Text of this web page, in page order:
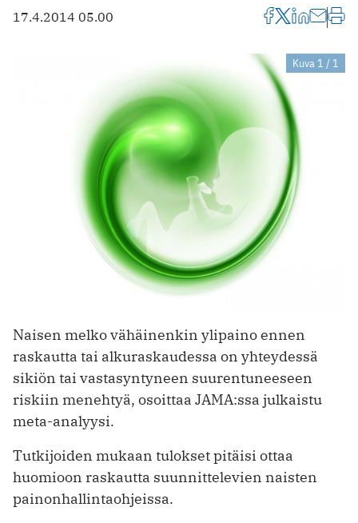
17.4.2014 05.00
Kuva 1 / 1
Naisen melko vähäinenkin ylipaino ennen
raskautta tai alkuraskaudessa on yhteydessä
sikiön tai vastasyntyneen suurentuneeseen
riskiin menehtyä, osoittaa JAMA:ssa julkaistu
meta-analyysi.
Tutkijoiden mukaan tulokset pitäisi ottaa
huomioon raskautta suunnittelevien naisten
painonhallintaohjeissa.